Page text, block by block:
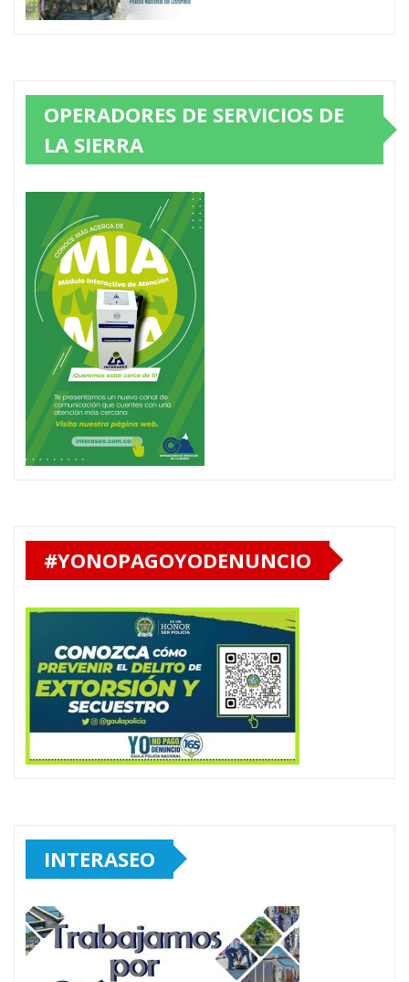
OPERADORES DE SERVICIOS DE
LA SIERRA
#YONOPAGOYODENUNCIO
INTERASEO